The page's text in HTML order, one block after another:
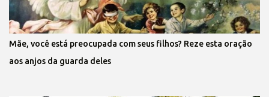
Mãe, você está preocupada com seus filhos? Reze esta oração
aos anjos da guarda deles